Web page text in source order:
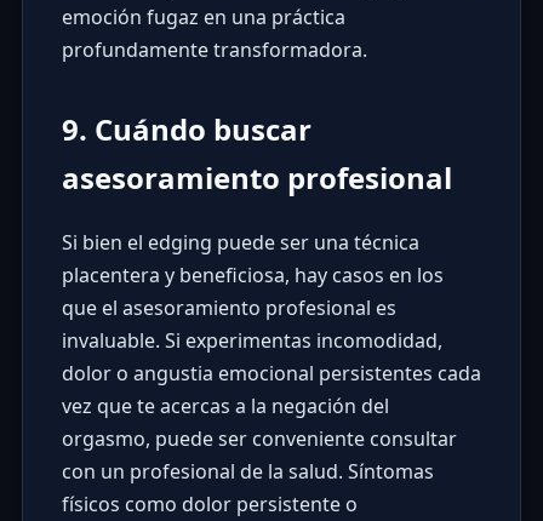
emoción fugaz en una práctica
profundamente transformadora.
9. Cuándo buscar
asesoramiento profesional
Si bien el edging puede ser una técnica
placentera y beneficiosa, hay casos en los
que el asesoramiento profesional es
invaluable. Si experimentas incomodidad,
dolor o angustia emocional persistentes cada
vez que te acercas a la negación del
orgasmo, puede ser conveniente consultar
con un profesional de la salud. Síntomas
físicos como dolor persistente o